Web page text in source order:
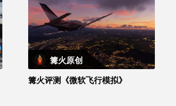
篝火原创
篝火评测《微软飞行模拟》